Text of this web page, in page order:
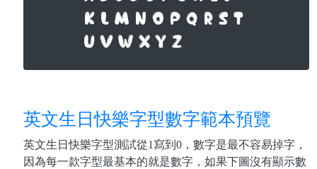
英文生日快樂字型數字範本預覽
英文生日快樂字型測試從1寫到0，數字是最不容易掉字，
因為每一款字型最基本的就是數字，如果下圖沒有顯示數